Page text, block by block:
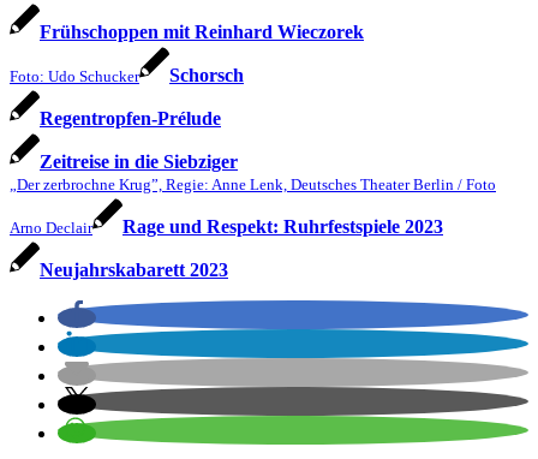
Frühschoppen mit Reinhard Wieczorek
Foto: Udo Schucker Schorsch
Regentropfen-Prélude
Zeitreise in die Siebziger
„Der zerbrochne Krug”, Regie: Anne Lenk, Deutsches Theater Berlin / Foto
Arno Declair Rage und Respekt: Ruhrfestspiele 2023
Neujahrskabarett 2023